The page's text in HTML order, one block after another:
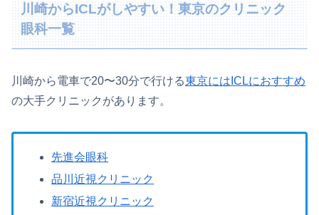
川崎からICLがしやすい！東京のクリニック
眼科一覧
川崎から電車で20〜30分で行ける東京にはICLにおすすめ
の大手クリニックがあります。
先進会眼科
品川近視クリニック
新宿近視クリニック